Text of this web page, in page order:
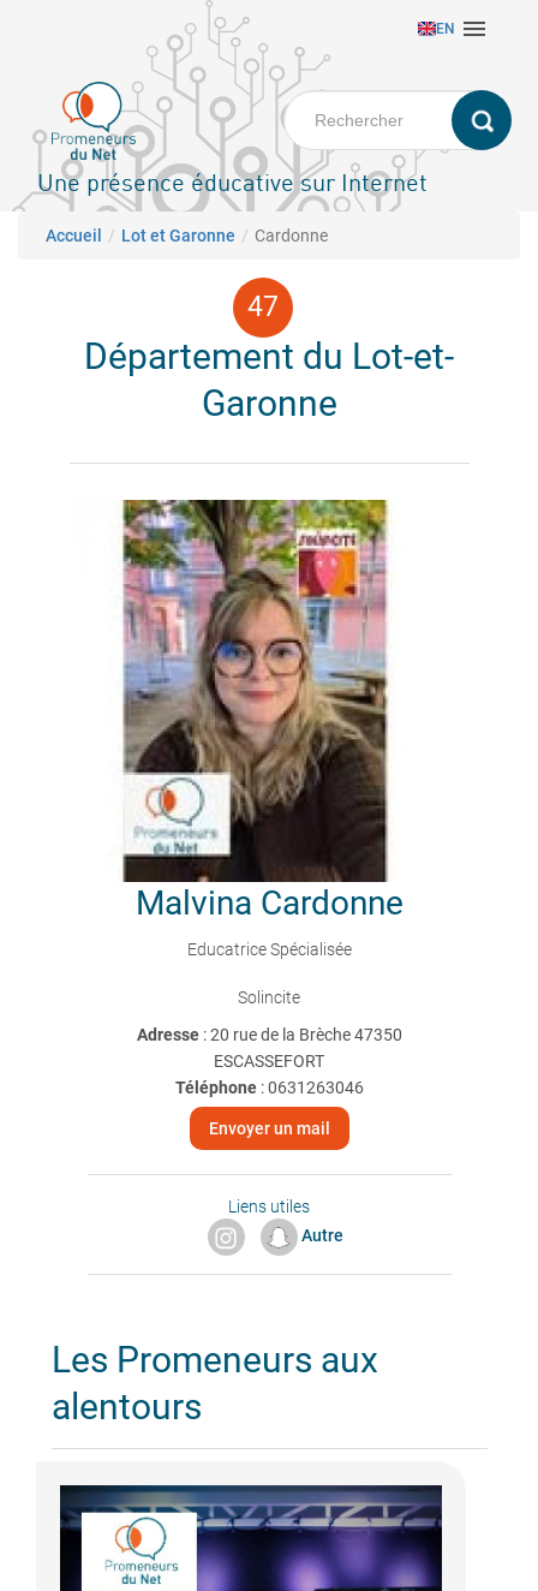
principal
EN 
Une présence éducative sur Internet
Fil d'Ariane
Accueil Lot et Garonne Cardonne
Département du Lot-et-
Garonne
Malvina Cardonne
Educatrice Spécialisée
Solincite
Adresse : 20 rue de la Brèche 47350
ESCASSEFORT
Téléphone:0631263046
Envoyer un mail
Liens utiles
Autre
Les Promeneurs aux
alentours